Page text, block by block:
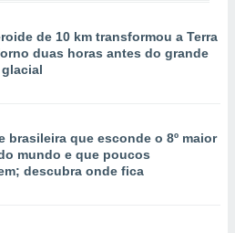
de 10 km transformou a Terra
duas horas antes do grande
brasileira que esconde o 8º maior
mundo e que poucos
descubra onde fica